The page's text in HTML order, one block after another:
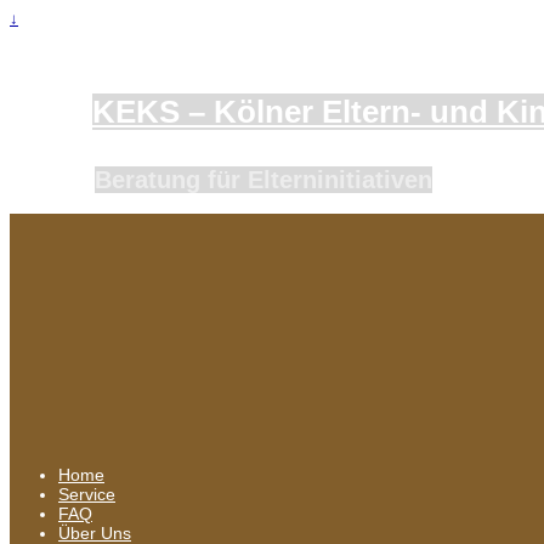
↓
KEKS – Kölner Eltern- und
Home
Service
FAQ
Über Uns